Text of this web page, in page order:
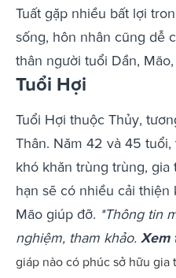
Tuất gặp nhiều bất lợi
sống, hôn nhân cũng dễ
thân người tuổi Dần,
Tuổi Hợi
Tuổi Hợi thuộc Thủy,
Thân. Năm 42 và 45
khó khăn trùng trùng, gia
hạn sẽ có nhiều cải
Mão giúp đỡ. *Thông tin
nghiệm, tham khảo. Xem
giáp nào có phúc sở hữu